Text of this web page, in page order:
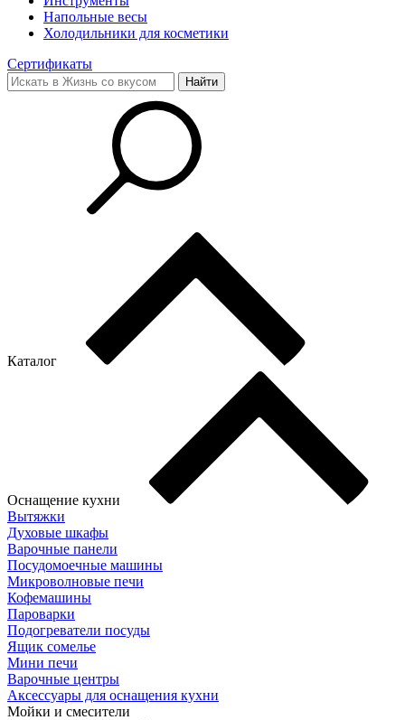
Напольные весы
Холодильники для косметики
Сертификаты
Каталог
Оснащение кухни
Вытяжки
Духовые шкафы
Варочные панели
Посудомоечные машины
Микроволновые печи
Кофемашины
Пароварки
Подогреватели посуды
Ящик сомелье
Мини печи
Варочные центры
Аксессуары для оснащения кухни
Мойки и смесители